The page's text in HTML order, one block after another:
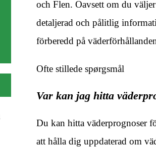
och Flen. Oavsett om du
detaljerad och pålitlig
förberedd på
Ofte stillede spørgsmål
Var kan jag hitta
Du kan hitta väderprognoser
att hålla dig uppdaterad om